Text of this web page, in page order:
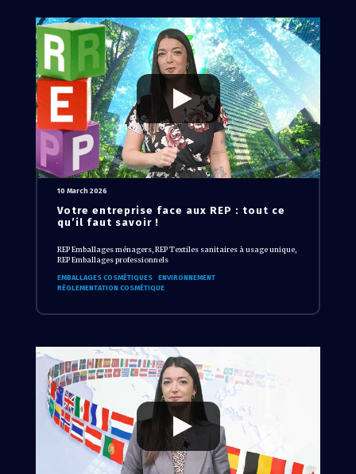
10 March 2026
Votre entreprise face aux REP : tout ce
qu’il faut savoir !
REP Emballages ménagers, REP Textiles sanitaires à usage unique,
REP Emballages professionnels
EMBALLAGES COSMÉTIQUES
ENVIRONNEMENT
RÈGLEMENTATION COSMÉTIQUE